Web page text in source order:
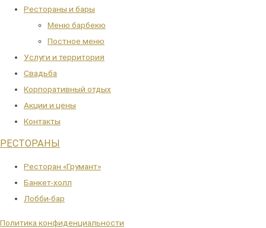
Рестораны и бары
Меню барбекю
Постное меню
Услуги и территория
Свадьба
Корпоративный отдых
Акции и цены
Контакты
РЕСТОРАНЫ
Ресторан «Грумант»
Банкет-холл
Лобби-бар
Политика конфиденциальности